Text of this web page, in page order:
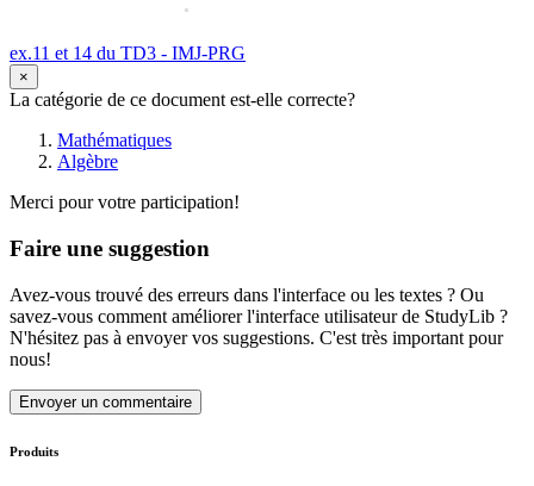
ex.11 et 14 du TD3 - IMJ-PRG
×
La catégorie de ce document est-elle correcte?
Mathématiques
Algèbre
Merci pour votre participation!
Faire une suggestion
Avez-vous trouvé des erreurs dans l'interface ou les textes ? Ou
savez-vous comment améliorer l'interface utilisateur de StudyLib ?
N'hésitez pas à envoyer vos suggestions. C'est très important pour
nous!
Envoyer un commentaire
Produits